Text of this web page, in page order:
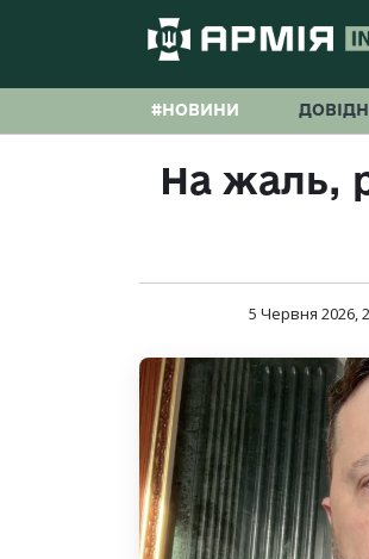
#НОВИНИ
На жаль,
5 Червня 2026,